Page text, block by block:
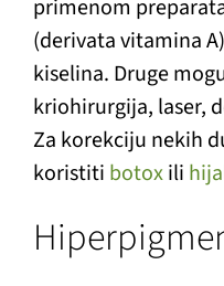
primenom
(derivata vitamina
kiselina. Druge
kriohirurgija, laser,
Za korekciju nekih
koristiti botoxili